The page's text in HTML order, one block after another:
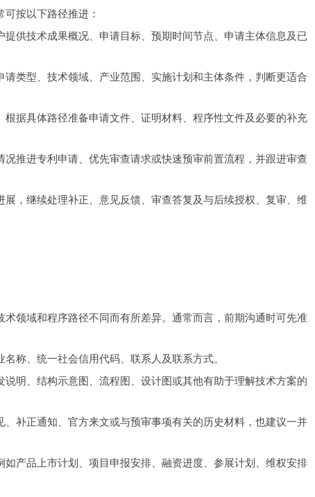
按以下路径推进：
供技术成果概况、申请目标、预期时间节点、申请主体信息及已
类型、技术领域、产业范围、实施计划和主体条件，判断更适合
据具体路径准备申请文件、证明材料、程序性文件及必要的补充
推进专利申请、优先审查请求或快速预审前置流程，并跟进审查
，继续处理补正、意见反馈、审查答复及与后续授权、复审、维
领域和程序路径不同而有所差异。通常而言，前期沟通时可先准
称、统一社会信用代码、联系人及联系方式。
说明、结构示意图、流程图、设计图或其他有助于理解技术方案的
、补正通知、官方来文或与预审事项有关的历史材料，也建议一并
如产品上市计划、项目申报安排、融资进度、参展计划、维权安排